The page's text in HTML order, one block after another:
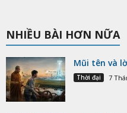
NHIỀU BÀI HƠN NỮA
Mũi tên và
Thời đại 7